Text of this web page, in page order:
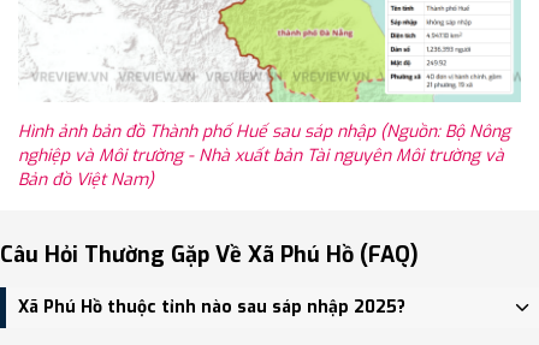
Hình ảnh bản đồ Thành phố Huế sau sáp nhập (Nguồn: Bộ Nông
nghiệp và Môi trường - Nhà xuất bản Tài nguyên Môi trường và
Bản đồ Việt Nam)
Câu Hỏi Thường Gặp Về Xã Phú Hồ (FAQ)
Xã Phú Hồ thuộc tỉnh nào sau sáp nhập 2025?